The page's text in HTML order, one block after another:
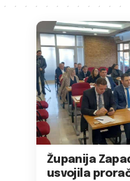
Županija
usvojila